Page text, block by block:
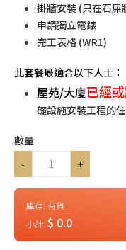
掛牆安裝 (只在石屎
申請獨立電錶
完工表格 (WR1)
此套餐最適合以下人士：
屋苑/大廈已經
礎設施安裝工程的
數量
-
+
庫存: 有貨
小計: $ 0.0